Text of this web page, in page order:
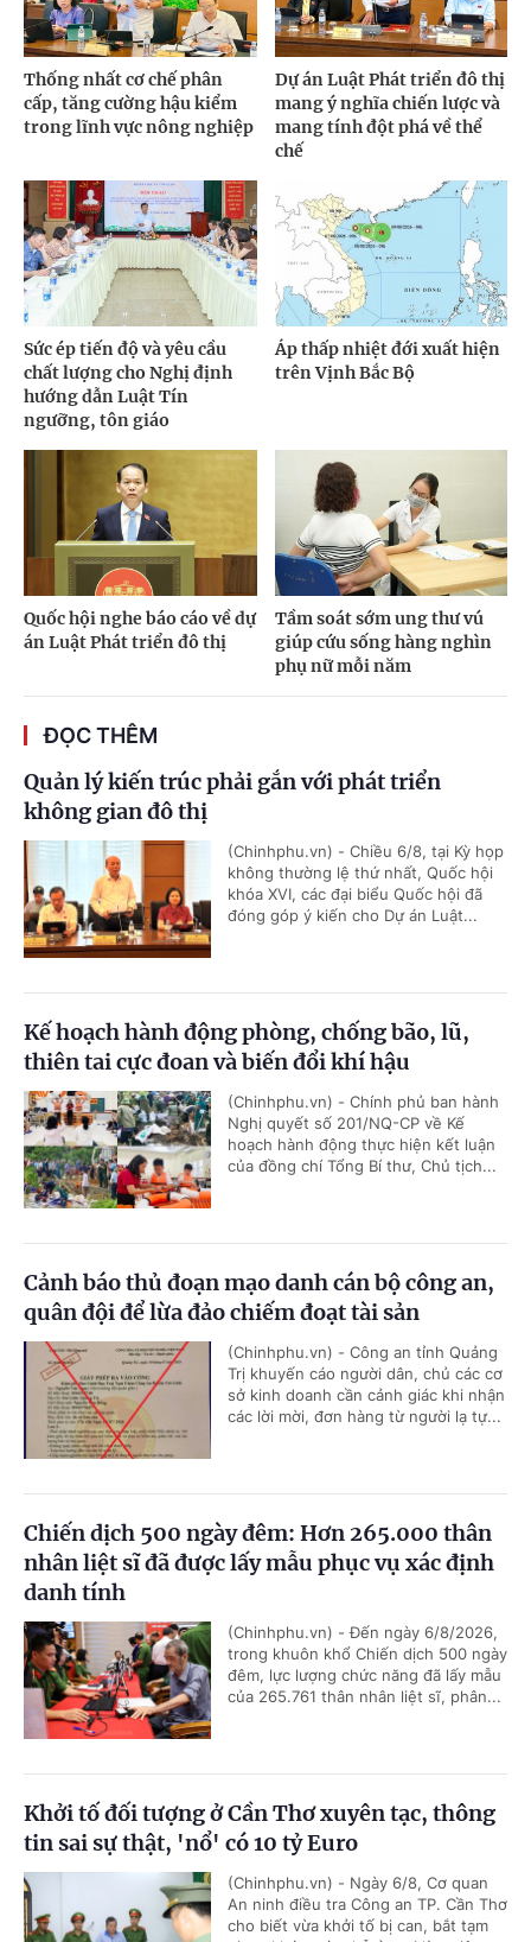
Thống nhất cơ chế phân
cấp, tăng cường hậu kiểm
trong lĩnh vực nông nghiệp
Dự án Luật Phát triển đô thị
mang ý nghĩa chiến lược và
mang tính đột phá về thể
chế
Sức ép tiến độ và yêu cầu
chất lượng cho Nghị định
hướng dẫn Luật Tín
ngưỡng, tôn giáo
Áp thấp nhiệt đới xuất hiện
trên Vịnh Bắc Bộ
Quốc hội nghe báo cáo về dự
án Luật Phát triển đô thị
Tầm soát sớm ung thư vú
giúp cứu sống hàng nghìn
phụ nữ mỗi năm
ĐỌC THÊM
Quản lý kiến trúc phải gắn với phát triển
không gian đô thị
(Chinhphu.vn) - Chiều 6/8, tại Kỳ họp
không thường lệ thứ nhất, Quốc hội
khóa XVI, các đại biểu Quốc hội đã
đóng góp ý kiến cho Dự án Luật...
Kế hoạch hành động phòng, chống bão, lũ,
thiên tai cực đoan và biến đổi khí hậu
(Chinhphu.vn) - Chính phủ ban hành
Nghị quyết số 201/NQ-CP về Kế
hoạch hành động thực hiện kết luận
của đồng chí Tổng Bí thư, Chủ tịch...
Cảnh báo thủ đoạn mạo danh cán bộ công an,
quân đội để lừa đảo chiếm đoạt tài sản
(Chinhphu.vn) - Công an tỉnh Quảng
Trị khuyến cáo người dân, chủ các cơ
sở kinh doanh cần cảnh giác khi nhận
các lời mời, đơn hàng từ người lạ tự...
Chiến dịch 500 ngày đêm: Hơn 265.000 thân
nhân liệt sĩ đã được lấy mẫu phục vụ xác định
danh tính
(Chinhphu.vn) - Đến ngày 6/8/2026,
trong khuôn khổ Chiến dịch 500 ngày
đêm, lực lượng chức năng đã lấy mẫu
của 265.761 thân nhân liệt sĩ, phân...
Khởi tố đối tượng ở Cần Thơ xuyên tạc, thông
tin sai sự thật, 'nổ' có 10 tỷ Euro
(Chinhphu.vn) - Ngày 6/8, Cơ quan
An ninh điều tra Công an TP. Cần Thơ
cho biết vừa khởi tố bị can, bắt tạm